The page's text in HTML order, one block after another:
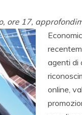
ore 17,
agenti di
online,